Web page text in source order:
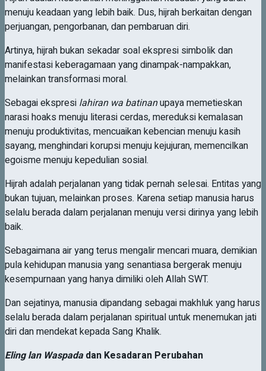
menuju keadaan yang lebih baik. Dus, hijrah berkaitan dengan
perjuangan, pengorbanan, dan pembaruan diri.
Artinya, hijrah bukan sekadar soal ekspresi simbolik dan
manifestasi keberagamaan yang dinampak-nampakkan,
melainkan transformasi moral.
Sebagai ekspresi lahiran wa batinanupaya memetieskan
narasi hoaks menuju literasi cerdas, mereduksi kemalasan
menuju produktivitas, mencuaikan kebencian menuju kasih
sayang, menghindari korupsi menuju kejujuran, memencilkan
egoisme menuju kepedulian sosial.
Hijrah adalah perjalanan yang tidak pernah selesai. Entitas yang
bukan tujuan, melainkan proses. Karena setiap manusia harus
selalu berada dalam perjalanan menuju versi dirinya yang lebih
baik.
Sebagaimana air yang terus mengalir mencari muara, demikian
pula kehidupan manusia yang senantiasa bergerak menuju
kesempurnaan yang hanya dimiliki oleh Allah SWT.
Dan sejatinya, manusia dipandang sebagai makhluk yang harus
selalu berada dalam perjalanan spiritual untuk menemukan jati
diri dan mendekat kepada Sang Khalik.
Eling lan Waspadadan Kesadaran Perubahan